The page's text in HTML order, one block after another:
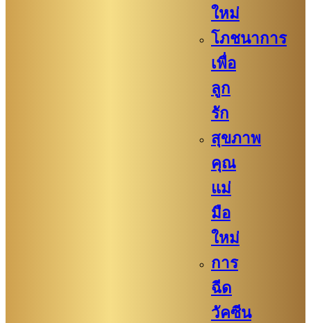
ใหม่
โภชนาการ
เพื่อ
ลูก
รัก
สุขภาพ
คุณ
แม่
มือ
ใหม่
การ
ฉีด
วัคซีน